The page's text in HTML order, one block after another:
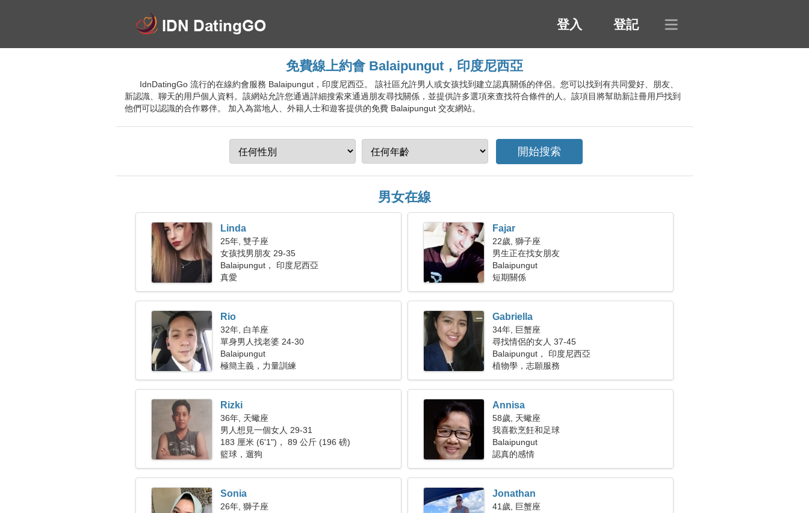
登入 登記
免費線上約會 Balaipungut，印度尼西亞
IdnDatingGo 流行的在線約會服務 Balaipungut，印度尼西亞。 該社區允許男人或女孩找到建立認真關係的伴侶。您可以找到有共同愛好、朋友、
新認識、聊天的用戶個人資料。該網站允許您通過詳細搜索來通過朋友尋找關係，並提供許多選項來查找符合條件的人。該項目將幫助新註冊用戶找到
他們可以認識的合作夥伴。 加入為當地人、外籍人士和遊客提供的免費 Balaipungut 交友網站。
男女在線
Linda
25年, 雙子座
女孩找男朋友 29-35
Balaipungut， 印度尼西亞
真愛
Fajar
22歲, 獅子座
男生正在找女朋友
Balaipungut
短期關係
Rio
32年, 白羊座
單身男人找老婆 24-30
Balaipungut
極簡主義，力量訓練
Gabriella
34年, 巨蟹座
尋找情侶的女人 37-45
Balaipungut， 印度尼西亞
植物學，志願服務
Rizki
36年, 天蠍座
男人想見一個女人 29-31
183 厘米 (6'1")， 89 公斤 (196 磅)
籃球，遛狗
Annisa
58歲, 天蠍座
我喜歡烹飪和足球
Balaipungut
認真的感情
Sonia
26年, 獅子座
Jonathan
41歲, 巨蟹座